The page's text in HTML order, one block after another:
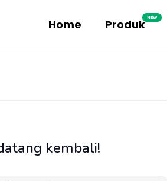
Home Produk NEW
kembali!